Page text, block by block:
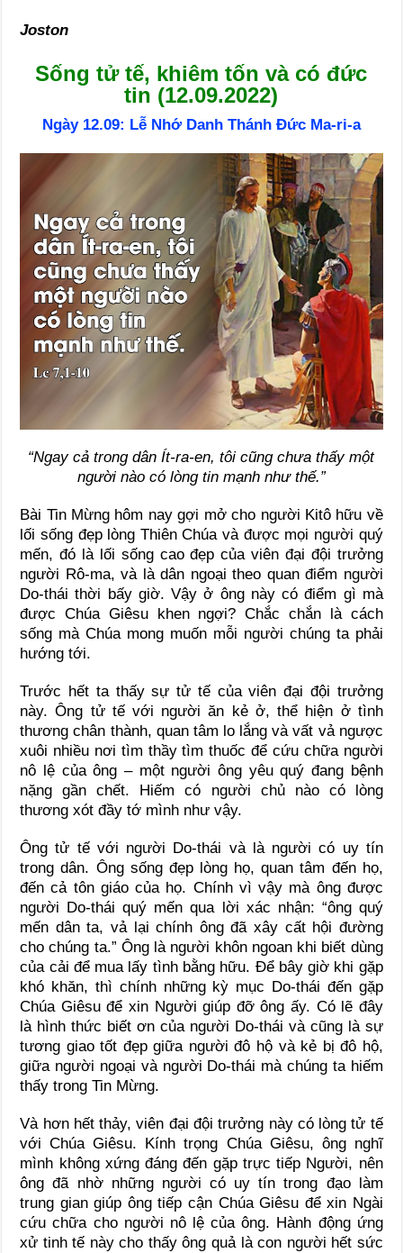
Joston
Sống tử tế, khiêm tốn và có đức
tin (12.09.2022)
Ngày 12.09: Lễ Nhớ Danh Thánh Đức Ma-ri-a
“Ngay cả trong dân Ít-ra-en, tôi cũng chưa thấy một
người nào có lòng tin mạnh như thế.”
Bài Tin Mừng hôm nay gợi mở cho người Kitô hữu về
lối sống đẹp lòng Thiên Chúa và được mọi người quý
mến, đó là lối sống cao đẹp của viên đại đội trưởng
người Rô-ma, và là dân ngoại theo quan điểm người
Do-thái thời bấy giờ. Vậy ở ông này có điểm gì mà
được Chúa Giêsu khen ngợi? Chắc chắn là cách
sống mà Chúa mong muốn mỗi người chúng ta phải
hướng tới.
Trước hết ta thấy sự tử tế của viên đại đội trưởng
này. Ông tử tế với người ăn kẻ ở, thể hiện ở tình
thương chân thành, quan tâm lo lắng và vất vả ngược
xuôi nhiều nơi tìm thầy tìm thuốc để cứu chữa người
nô lệ của ông – một người ông yêu quý đang bệnh
nặng gần chết. Hiếm có người chủ nào có lòng
thương xót đầy tớ mình như vậy.
Ông tử tế với người Do-thái và là người có uy tín
trong dân. Ông sống đẹp lòng họ, quan tâm đến họ,
đến cả tôn giáo của họ. Chính vì vậy mà ông được
người Do-thái quý mến qua lời xác nhận: “ông quý
mến dân ta, vả lại chính ông đã xây cất hội đường
cho chúng ta.” Ông là người khôn ngoan khi biết dùng
của cải để mua lấy tình bằng hữu. Để bây giờ khi gặp
khó khăn, thì chính những kỳ mục Do-thái đến gặp
Chúa Giêsu để xin Người giúp đỡ ông ấy. Có lẽ đây
là hình thức biết ơn của người Do-thái và cũng là sự
tương giao tốt đẹp giữa người đô hộ và kẻ bị đô hộ,
giữa người ngoại và người Do-thái mà chúng ta hiếm
thấy trong Tin Mừng.
Và hơn hết thảy, viên đại đội trưởng này có lòng tử tế
với Chúa Giêsu. Kính trọng Chúa Giêsu, ông nghĩ
mình không xứng đáng đến gặp trực tiếp Người, nên
ông đã nhờ những người có uy tín trong đạo làm
trung gian giúp ông tiếp cận Chúa Giêsu để xin Ngài
cứu chữa cho người nô lệ của ông. Hành động ứng
xử tinh tế này cho thấy ông quả là con người hết sức